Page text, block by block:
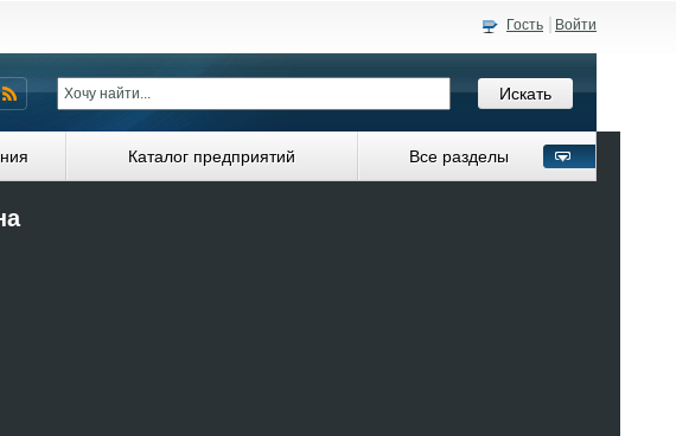
Гость Войти
Каталог предприятий Все разделы